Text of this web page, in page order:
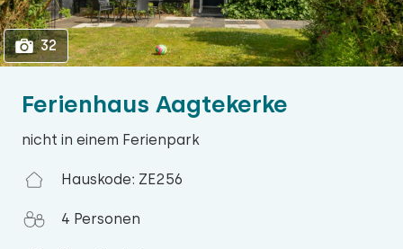
Ferienhaus Aagtekerke
nicht in einem Ferienpark
Hauskode: ZE256
4 Personen
32